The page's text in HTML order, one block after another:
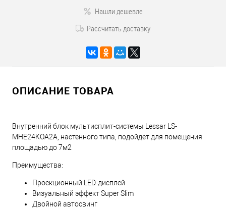
Нашли дешевле
Рассчитать доставку
ОПИСАНИЕ ТОВАРА
Внутренний блок мультисплит-системы Lessar LS-
MHE24KOA2A, настенного типа, подойдет для помещения
площадью до 7м2
Преимущества:
Проекционный LED-дисплей
Визуальный эффект Super Slim
Двойной автосвинг